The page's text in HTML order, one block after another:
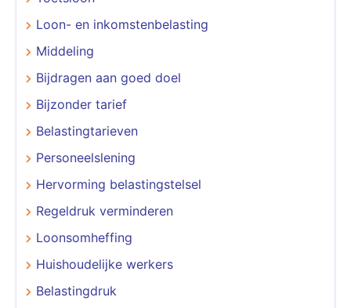
Loon- en inkomstenbelasting
Middeling
Bijdragen aan goed doel
Bijzonder tarief
Belastingtarieven
Personeelslening
Hervorming belastingstelsel
Regeldruk verminderen
Loonsomheffing
Huishoudelijke werkers
Belastingdruk